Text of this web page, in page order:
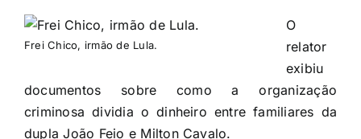
Frei Chico, irmão de Lula.
O
relator
exibiu
documentos sobre como a organização
criminosa dividia o dinheiro entre familiares da
dupla João Feio e Milton Cavalo.